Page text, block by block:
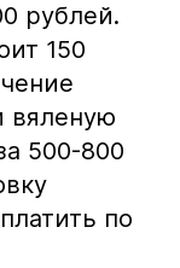
рублей.
150
вяленую
500-800
по